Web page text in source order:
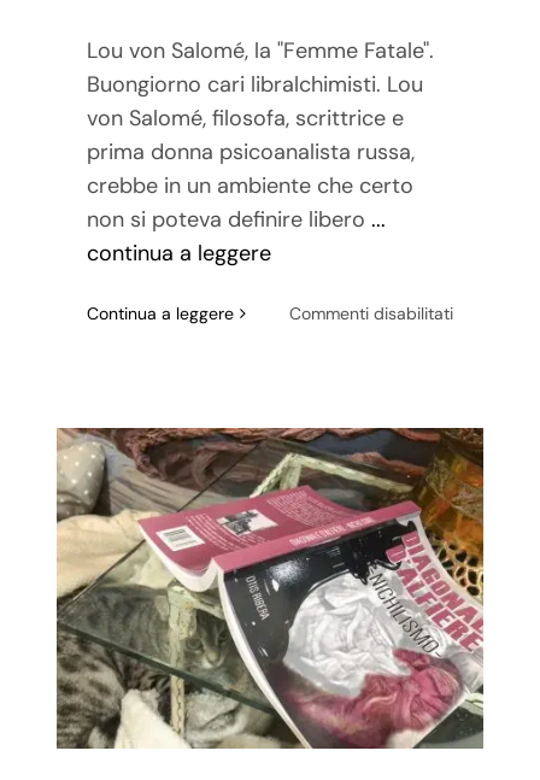
Lou von Salomé, la "Femme Fatale".
Buongiorno cari libralchimisti. Lou
von Salomé, filosofa, scrittrice e
prima donna psicoanalista russa,
crebbe in un ambiente che certo
non si poteva definire libero ...
continua a leggere
Continua a leggere Commenti disabilitatisu
“Femme
Fatale”.